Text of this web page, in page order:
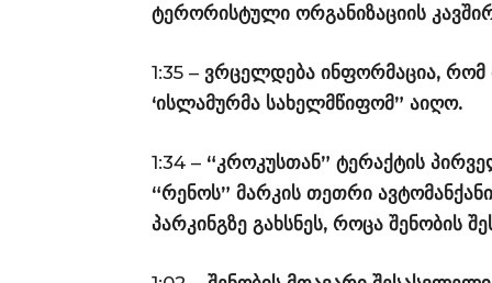
ტერორისტული ორგანიზაციის
1:35 – ვრცელდება ინფორმაცია, რომ
‘ისლამურმა სახელმწიფომ” აიღო.
1:34 – “კროკუსთან” ტერაქტის
“რენოს” მარკის თეთრი
პარკინგზე გახსნეს, როცა შენობის